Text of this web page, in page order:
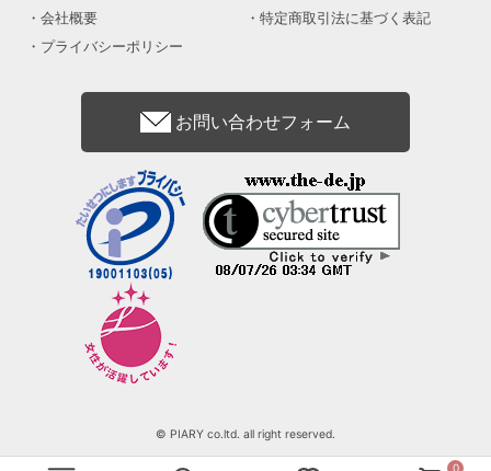
0
会社概要
特定商取引法に基づく表記
プライバシーポリシー
お問い合わせフォーム
© PIARY co.ltd. all right reserved.